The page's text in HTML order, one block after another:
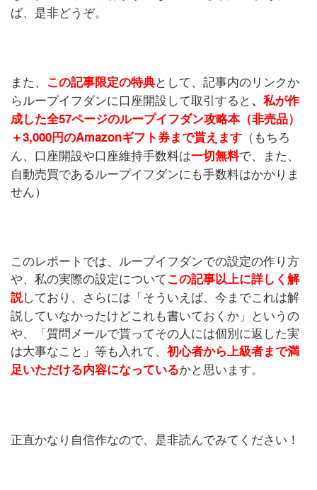
ば、是非どうぞ。
また、 この記事限定の特典として、記事内のリンクか
らループイフダンに口座開設して取引すると、 私が作
成した全57ページのループイフダン攻略本（非売品）
＋3,000円のAmazonギフト券まで貰えます （もちろ
ん、口座開設や口座維持手数料は一切無料で、また、
自動売買であるループイフダンにも手数料はかかりま
せん）
このレポートでは、ループイフダンでの設定の作り方
や、私の実際の設定についてこの記事以上に詳しく解
説しており、さらには「そういえば、今までこれは解
説していなかったけどこれも書いておくか」というの
や、「質問メールで貰ってその人には個別に返した実
は大事なこと」等も入れて、 初心者から上級者まで満
足いただける内容になっているかと思います。
正直かなり自信作なので、是非読んでみてください！